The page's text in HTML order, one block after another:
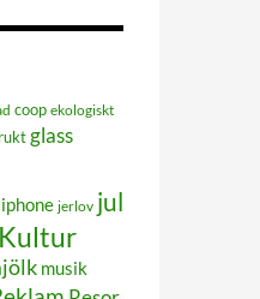
coop ekologiskt
glass
iphone jerlov jul
Kultur
musik